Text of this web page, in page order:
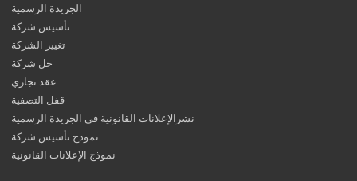
الجريدة الرسمية
تأسيس شركة
تغيير الشركة
حل شركة
عقد تجاري
قفل التصفية
نشرالإعلانات القانونية في الجريدة الرسمية
نمودج تأسيس شركة
نموذج الإعلانات القانونية